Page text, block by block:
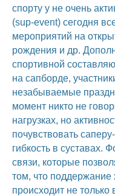
спорту у не очень
(sup-event) сегодня
мероприятий на
рождения и др.
спортивной
на сапборде,
незабываемые
момент никто не
нагрузках, но
почувствовать
гибкость в
связи, которые
том, что
происходит не